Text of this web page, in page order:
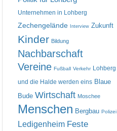
Unternehmen in Lohberg
Zechengelände Interview Zukunft
Kinder Bildung
Nachbarschaft
Vereine Fußball Verkehr Lohberg
und die Halde werden eins Blaue
Bude Wirtschaft Moschee
Menschen Bergbau Polizei
Ledigenheim Feste